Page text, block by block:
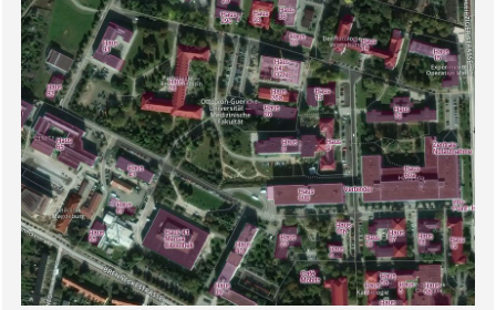
Sicherheitsabfrage: